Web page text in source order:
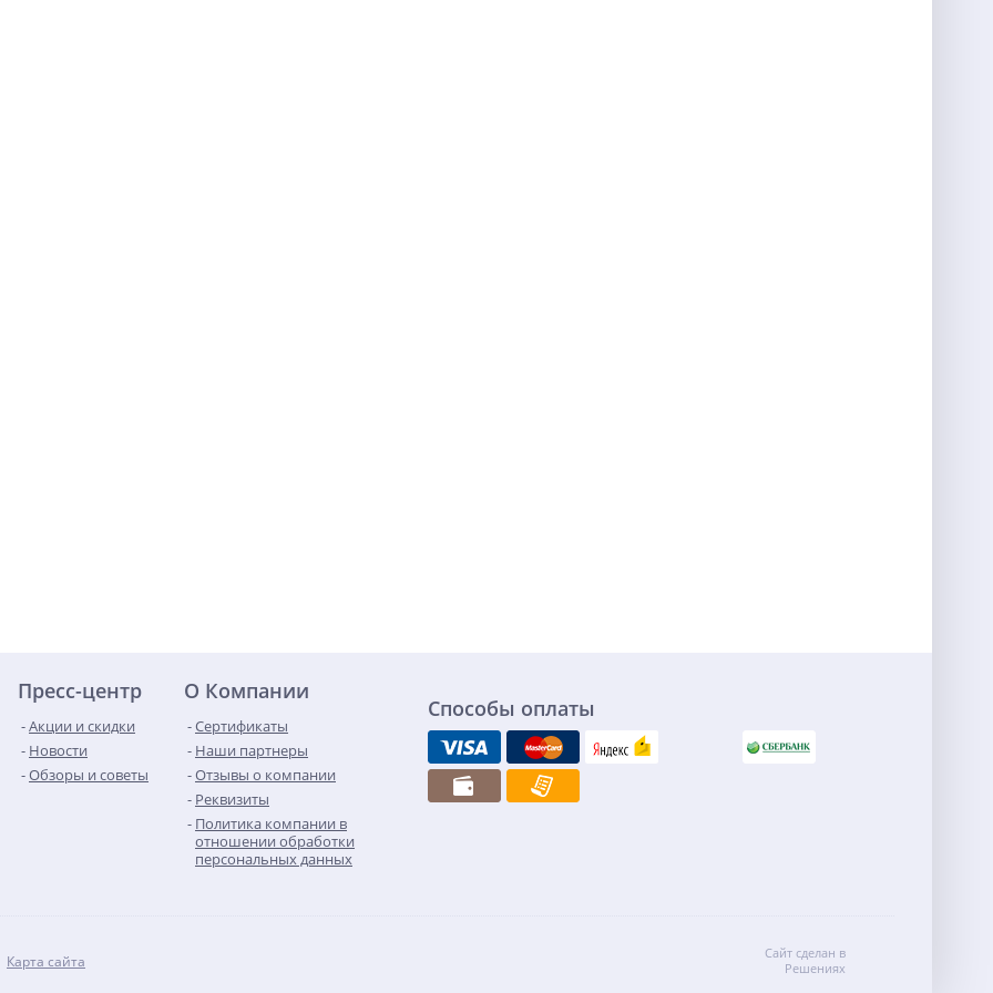
Пресс-центр
Акции и скидки
Новости
Обзоры и советы
О Компании
Сертификаты
Наши партнеры
Отзывы о компании
Реквизиты
Политика компании в
отношении обработки
персональных данных
Способы оплаты
Карта сайта
Сайт сделан в
Решениях